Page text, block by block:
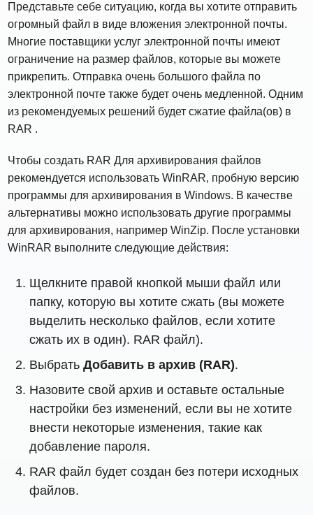
Представьте себе ситуацию, когда вы хотите отправить
огромный файл в виде вложения электронной почты.
Многие поставщики услуг электронной почты имеют
ограничение на размер файлов, которые вы можете
прикрепить. Отправка очень большого файла по
электронной почте также будет очень медленной. Одним
из рекомендуемых решений будет сжатие файла(ов) в
RAR .
Чтобы создать RAR Для архивирования файлов
рекомендуется использовать WinRAR, пробную версию
программы для архивирования в Windows. В качестве
альтернативы можно использовать другие программы
для архивирования, например WinZip. После установки
WinRAR выполните следующие действия:
Щелкните правой кнопкой мыши файл или
папку, которую вы хотите сжать (вы можете
выделить несколько файлов, если хотите
сжать их в один). RAR файл).
ВыбратьДобавить в архив (RAR).
Назовите свой архив и оставьте остальные
настройки без изменений, если вы не хотите
внести некоторые изменения, такие как
добавление пароля.
RAR файл будет создан без потери исходных
файлов.